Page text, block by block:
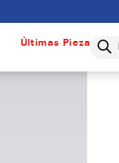
Últimas Piezas